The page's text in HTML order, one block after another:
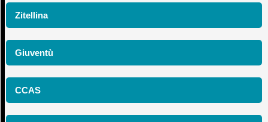
Zitellina
Giuventù
CCAS